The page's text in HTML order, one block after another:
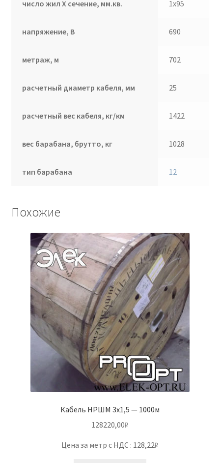
число жил Х сечение, мм.кв. 1х95
напряжение, В 690
метраж, м 702
расчетный диаметр кабеля, мм 25
расчетный вес кабеля, кг/км 1422
вес барабана, брутто, кг 1028
тип барабана 12
Похожие
Кабель НРШМ 3х1,5 — 1000м
128220,00₽
Цена за метр с НДС : 128,22₽